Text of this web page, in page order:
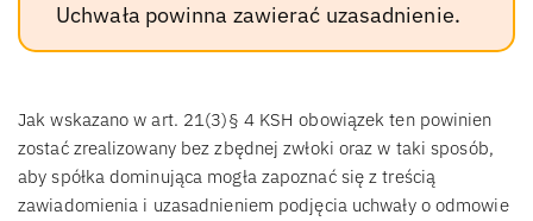
Uchwała powinna zawierać uzasadnienie.
Jak wskazano w art. 21(3)§ 4 KSH obowiązek ten powinien
zostać zrealizowany bez zbędnej zwłoki oraz w taki sposób,
aby spółka dominująca mogła zapoznać się z treścią
zawiadomienia i uzasadnieniem podjęcia uchwały o odmowie